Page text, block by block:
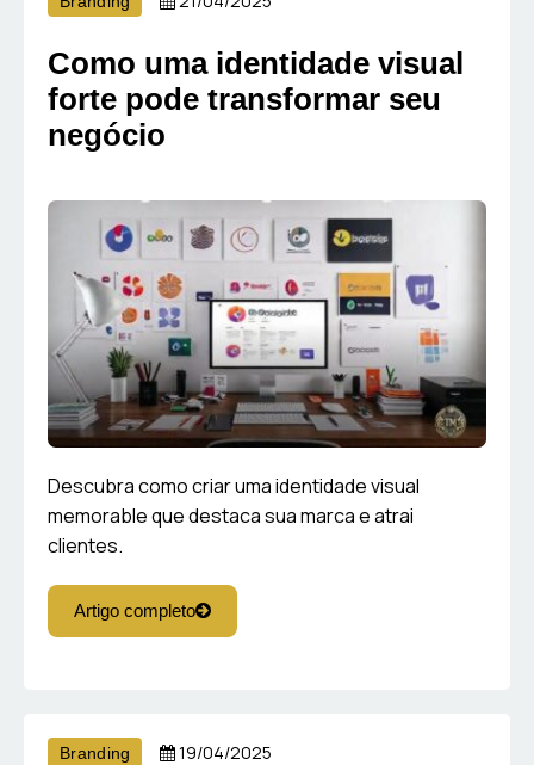
Como uma identidade visual
forte pode transformar seu
negócio
Descubra como criar uma identidade visual
memorable que destaca sua marca e atrai
clientes.
Artigo completo
Branding 19/04/2025